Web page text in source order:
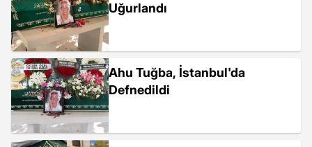
Uğurlandı
Ahu Tuğba, İstanbul'da
Defnedildi